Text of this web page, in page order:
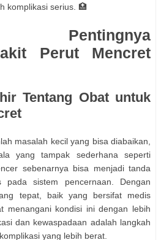
komplikasi serius. 🏥
Pentingnya
Perut Mencret
Tentang Obat untuk
masalah kecil yang bisa diabaikan,
yang tampak sederhana seperti
sebenarnya bisa menjadi tanda
pada sistem pencernaan. Dengan
tepat, baik yang bersifat medis
menangani kondisi ini dengan lebih
dan kewaspadaan adalah langkah
yang lebih berat.